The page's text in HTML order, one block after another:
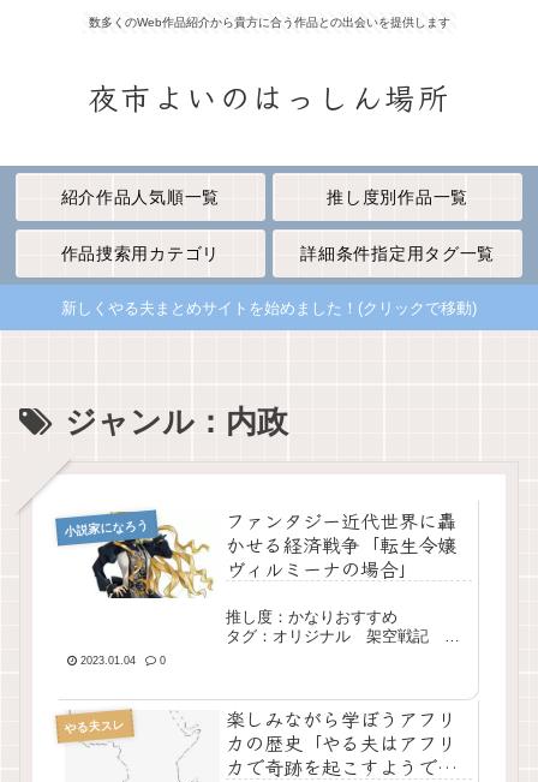
数多くのWeb作品紹介から貴方に合う作品との出会いを提供します
夜市よいのはっしん場所
紹介作品人気順一覧 推し度別作品一覧
作品捜索用カテゴリ 詳細条件指定用タグ一覧
新しくやる夫まとめサイトを始めました！(クリックで移動)
ジャンル：内政
小説家になろう
ファンタジー近代世界に轟
かせる経済戦争「転生令嬢
ヴィルミーナの場合」
推し度：かなりおすすめ
タグ：オリジナル 架空戦記 経
2023.01.04 0
やる夫スレ
楽しみながら学ぼうアフリ
カの歴史「やる夫はアフリ
カで奇跡を起こすようで